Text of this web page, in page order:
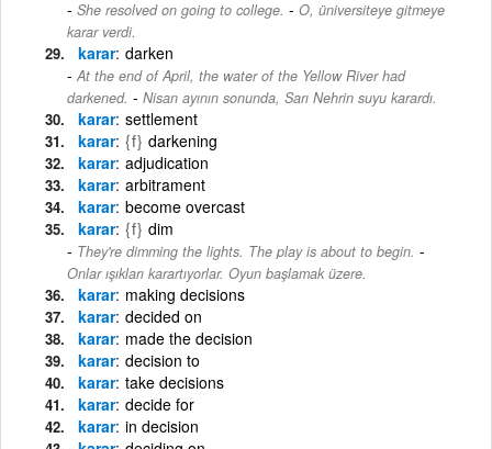
She resolved on going to college. - O, üniversiteye gitmeye
karar verdi.
karar darken
At the end of April, the water of the Yellow River had
darkened. - Nisan ayının sonunda, Sarı Nehrin suyu karardı.
karar settlement
karar {f} darkening
karar adjudication
karar arbitrament
karar become overcast
karar {f} dim
They're dimming the lights. The play is about to begin. -
Onlar ışıkları karartıyorlar. Oyun başlamak üzere.
karar making decisions
karar decided on
karar made the decision
karar decision to
karar take decisions
karar decide for
karar in decision